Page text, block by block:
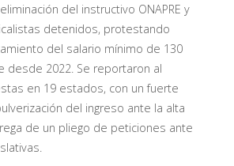
del instructivo ONAPRE y
detenidos, protestando
del salario mínimo de 130
desde 2022. Se reportaron al
en 19 estados, con un fuerte
del ingreso ante la alta
de un pliego de peticiones ante